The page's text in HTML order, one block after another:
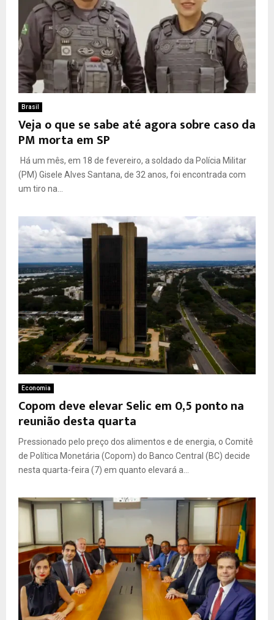
Brasil
Veja o que se sabe até agora sobre caso da
PM morta em SP
Há um mês, em 18 de fevereiro, a soldado da Polícia Militar
(PM) Gisele Alves Santana, de 32 anos, foi encontrada com
um tiro na...
Economia
Copom deve elevar Selic em 0,5 ponto na
reunião desta quarta
Pressionado pelo preço dos alimentos e de energia, o Comitê
de Política Monetária (Copom) do Banco Central (BC) decide
nesta quarta-feira (7) em quanto elevará a...